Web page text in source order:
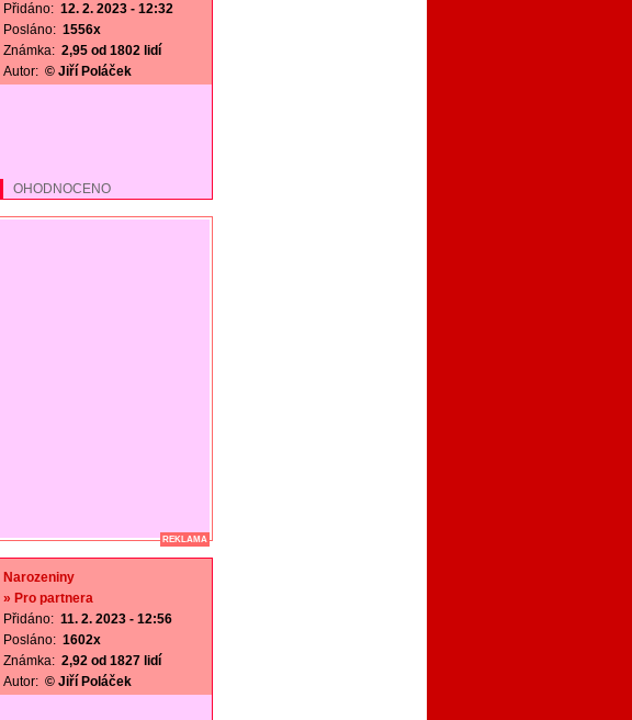
Přidáno: 12. 2. 2023 - 12:32
Posláno: 1556x
Známka: 2,95 od 1802 lidí
Autor: © Jiří Poláček
OHODNOCENO
REKLAMA
Narozeniny
» Pro partnera
Přidáno: 11. 2. 2023 - 12:56
Posláno: 1602x
Známka: 2,92 od 1827 lidí
Autor: © Jiří Poláček